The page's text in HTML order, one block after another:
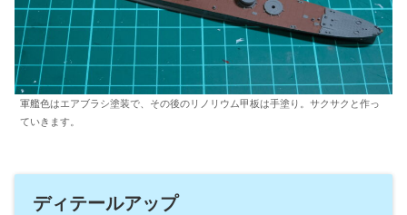
軍艦色はエアブラシ塗装で、その後のリノリウム甲板は手塗り。サクサクと作っ
ていきます。
ディテールアップ